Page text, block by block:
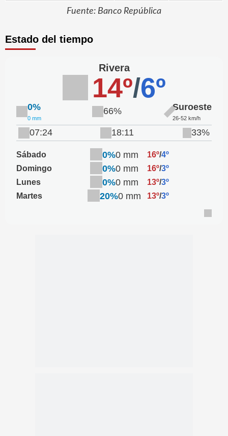
Fuente: Banco República
Estado del tiempo
Rivera
14º/6º
0%
0 mm
66% Suroeste
26-52 km/h
07:24 18:11 33%
Sábado 0%0 mm 16º/4º
Domingo
0%0 mm 16º/3º
Lunes
0%0 mm 13º/3º
Martes
20%0 mm 13º/3º